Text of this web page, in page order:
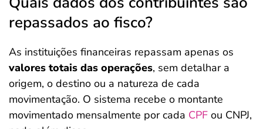
repassados ao fisco?
As instituições financeiras repassam apenas os
valores totais das operações, sem detalhar a
origem, o destino ou a natureza de cada
movimentação. O sistema recebe o montante
movimentado mensalmente por cada CPF ou CNPJ,